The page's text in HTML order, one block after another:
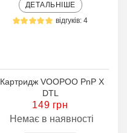
ДЕТАЛЬНІШЕ
відгуків: 4
Картридж VOOPOO PnP X
DTL
149 грн
Немає в наявності